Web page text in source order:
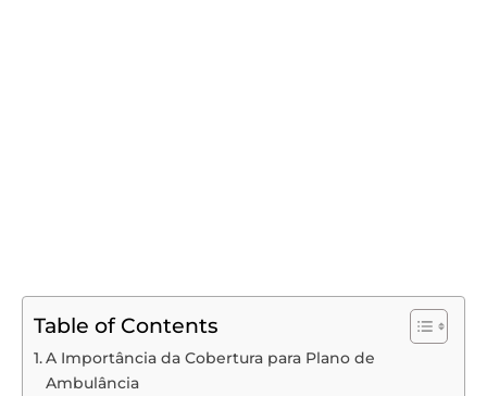
Table of Contents
A Importância da Cobertura para Plano de
Ambulância